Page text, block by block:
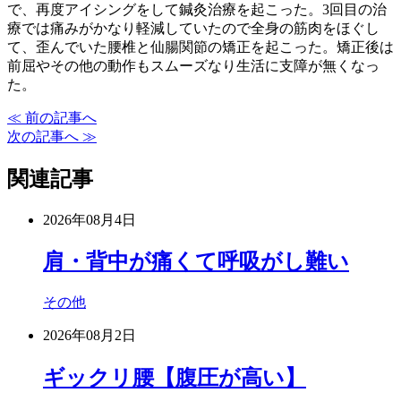
で、再度アイシングをして鍼灸治療を起こった。3回目の治
療では痛みがかなり軽減していたので全身の筋肉をほぐし
て、歪んでいた腰椎と仙腸関節の矯正を起こった。矯正後は
前屈やその他の動作もスムーズなり生活に支障が無くなっ
た。
≪ 前の記事へ
次の記事へ ≫
関連記事
2026年08月4日
肩・背中が痛くて呼吸がし難い
その他
2026年08月2日
ギックリ腰【腹圧が高い】